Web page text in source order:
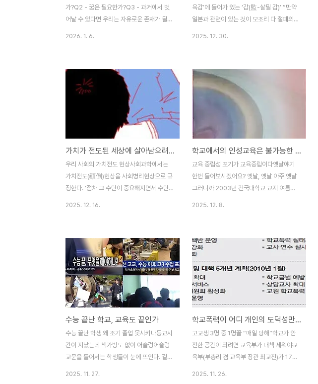
육 어떻게 하는 지 아세요핀란드 교육만 그런
게 아니다. 대학..
의 노인이 사라지는 것은 소중한 도서관 한
개가 ..
가?Q2 - 꿈은 필요한가?Q3 - 과거에서 벗
어날 수 있다면 우리는 자유로운 존재가 될
는 것인가?Q8 - 타인을 존경한다는 것은 일
체의 열정을 배제한다는 것을 뜻하는가?Q9
- 죽음은 인간에게서 일체의 존재 의미를 박
탈해 가는가?Q10 - 우리는 자기 자신에게
거짓말을 할 수 있나?Q11 - 행복은 인간에게
도달 불가능한 것인가?■ 프랑스 고교생의
졸업시험 문제다음 사상가의 입장으로 가장
적절한 것은? 폭력을 줄이는 것도 중요하지
만, 폭력을 예방하는 것이 더 중요하다. 전자
는 소극적..
2026. 1. 6.
육감’에 들어가 있는 ‘감(監-살필 감)’ “만약
일본과 관련이 있는 것이 모조리 다 철폐의
의 한치원 기자가 쓴 「'유치원'이란 이름이 일
제 잔재라고?」라는 기사의 글이다. 지난해 조
희연서울시교육감이 "유치원이라는 명칭은
일제잔재 용어이므로 3·1운동 100주년을 맞
아 유아학교로 바꾸는 것이 상징성이 있다"면
서 명칭 변경에 대한 뜻을 밝히자 반박기사로
쓴 글이다. 그는 또 「“일본 제국에 의해서 직
접 세워진 '경성 제국 대학'의 후신이라 할 수
있는, 서울대학교도 문을 닫아야 한다...
2025. 12. 30.
가치가 전도된 세상에 살아남으려면...?
우리 사회의 가치전도 현상사회과학에서는
가치전도(顚倒)현상을 사회병리현상으로 규
정한다. ‘점차 그 수단이 중요해지면서 수단
자아성장을 위해 하는 것이 아니라 대학에 가
기 위해서 하는 경우가 그것이다.사람이 인격
이 아니라 그 사람의 경제력이나 사회적 지위
로 평가받는 경우가 그렇고, 자격증이란 자신
의 능력을 위해 필요한 것인데, 대학이나 취
업을 위해 필요하게 된 경우나 예수를 가장
많이 닮아야 할 성직자들이 예수가 가장 싫어
하는 행동을 하는 경우가 그렇다. 학교는 어
떤가? 오늘날 우리나라 초·중·고등학교가 교
육목적과는 상관없이 상급학교 진..
2025. 12. 16.
학교에서의 인성교육은 불가능한 일인가?
교육 중립성 포기가 교육중립이다옛날얘기
한번 들어보시겠어요? 옛날, 옛날 아주 옛날
그러니까 2003년 건국대학교 교지 여름호
하겠습니다. 공부를 잘 하면 뭘 합니까? 어떻
게 아이들이 저렇게 영악스러울 수가 있습니
까?" 올해 느지막하게 담임을 자원해 맡은 짝
지 선생님의 하소연이다. 나이가 들면 담임을
맡지 않는 것이 고참교사(?)에 대한 예우처럼
관행화 된 게 학교 사회다.그러나 '담임을 하
지 않으면 선생 같지 않다'면서 자원해 맡으
신 선생님의 고충이 이만저만이 아니다. "선
생님 제 얘기 한 번 들어보십시오. 애가 자기
당번 ..
2025. 12. 8.
수능 끝난 학교, 교육도 끝인가
수능 끝난 학생 왜 조기 졸업 못시키나등교시
간이 지났는데 책가방도 없이 어슬렁어슬렁
교문을 들어서는 학생들이 눈에 뜨인다. 겉모
2025. 11. 27.
학교폭력이 어디 개인의 도덕성만의 문제인가…?
고교생 3명 중 1명꼴 “매일 당해”학교가 안
전한 공간이 되려면 교육부가 대책 세워야교
육부(부총리 겸 교육부 장관 최교진)가 17개
2025. 11. 26.